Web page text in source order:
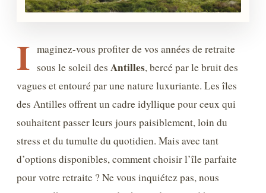
I maginez-vous profiter de vos années de retraite
sous le soleil des Antilles, bercé par le bruit des
vagues et entouré par une nature luxuriante. Les îles
des Antilles offrent un cadre idyllique pour ceux qui
souhaitent passer leurs jours paisiblement, loin du
stress et du tumulte du quotidien. Mais avec tant
d’options disponibles, comment choisir l’île parfaite
pour votre retraite ? Ne vous inquiétez pas, nous